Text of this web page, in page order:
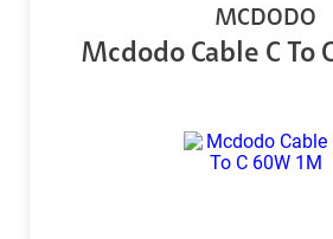
MCDODO